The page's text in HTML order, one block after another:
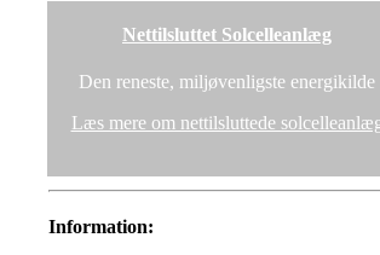
Nettilsluttet Solcelleanlæg
Den reneste, miljøvenligste energikilde
Læs mere om nettilsluttede
Information: